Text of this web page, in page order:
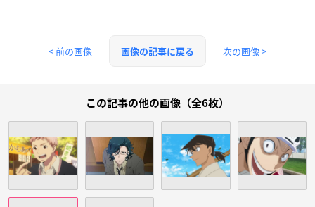
< 前の画像 画像の記事に戻る 次の画像 >
この記事の他の画像（全6枚）